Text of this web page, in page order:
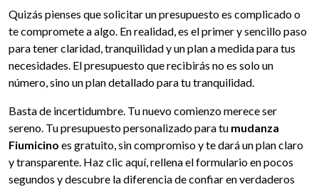
Quizás pienses que solicitar un presupuesto es complicado o
te compromete a algo. En realidad, es el primer y sencillo paso
para tener claridad, tranquilidad y un plan a medida para tus
necesidades. El presupuesto que recibirás no es solo un
número, sino un plan detallado para tu tranquilidad.
Basta de incertidumbre. Tu nuevo comienzo merece ser
sereno. Tu presupuesto personalizado para tu mudanza
Fiumicino es gratuito, sin compromiso y te dará un plan claro
y transparente. Haz clic aquí, rellena el formulario en pocos
segundos y descubre la diferencia de confiar en verdaderos